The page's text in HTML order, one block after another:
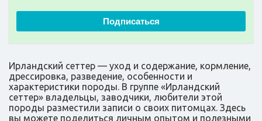
Подписаться
Ирландский сеттер — уход и содержание, кормление,
дрессировка, разведение, особенности и
характеристики породы. В группе «Ирландский
сеттер» владельцы, заводчики, любители этой
породы разместили записи о своих питомцах. Здесь
вы можете поделиться личным опытом и полезными